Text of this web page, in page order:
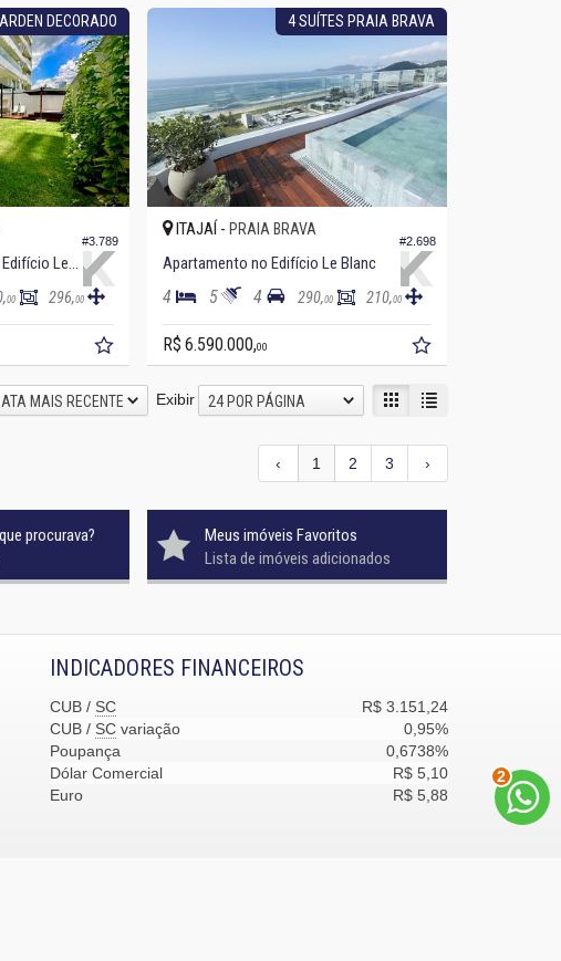
DECORADO
#3.789
Apartamento Garden no Edifício Le Blanc
00 296,00
4 SUÍTES PRAIA BRAVA
#2.698
ITAJAÍ - PRAIA BRAVA
Apartamento no Edifício Le Blanc
4 5 4 290,00 210,00
R$ 6.590.000,00
Exibir 24 POR PÁGINA
MAIS RECENTE
‹ 1 2 3 ›
procurava?
Meus imóveis Favoritos
Lista de imóveis adicionados
INDICADORES FINANCEIROS
CUB / SC
R$ 3.151,24
CUB / SC variação
0,95%
Poupança
0,6738%
Dólar Comercial
R$ 5,10
Euro
R$ 5,88
2